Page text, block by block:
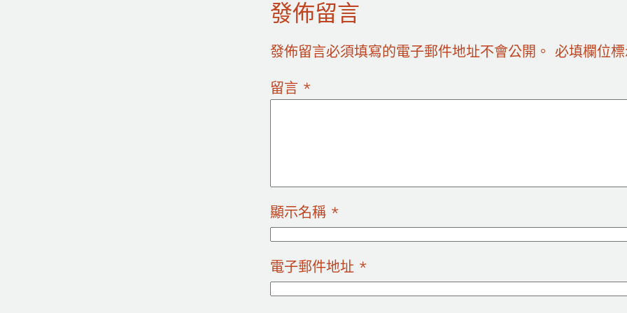
發佈留言
發佈留言必須填寫的電子郵件地址不會公開。 必填欄位
留言 *
顯示名稱 *
電子郵件地址 *